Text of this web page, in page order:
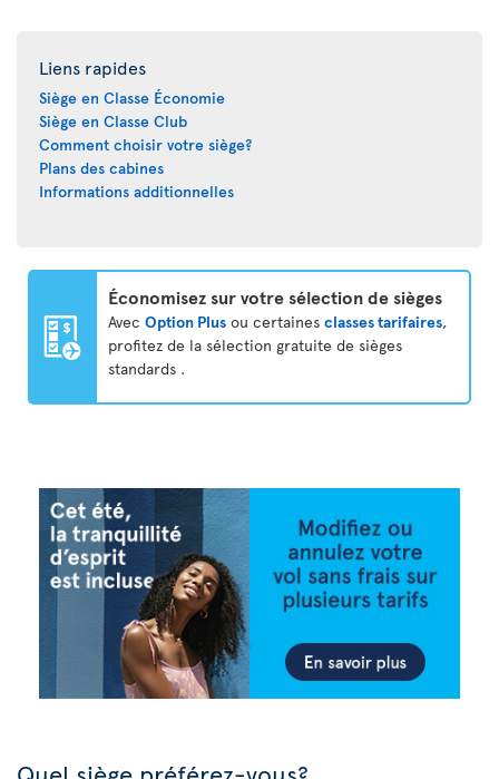
Liens rapides
Siège en Classe Économie
Siège en Classe Club
Comment choisir votre siège?
Plans des cabines
Informations additionnelles
Économisez sur votre sélection de sièges
Avec Option Plus ou certaines classes tarifaires,
profitez de la sélection gratuite de sièges
standards .